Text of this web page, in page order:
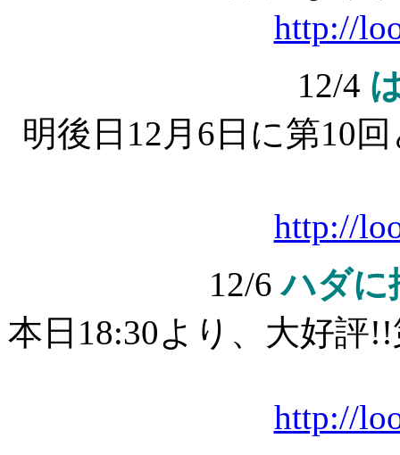
http://
12/4
明後日12月6日に第10
http://
12/6ハダ
本日18:30より、大好評
http://